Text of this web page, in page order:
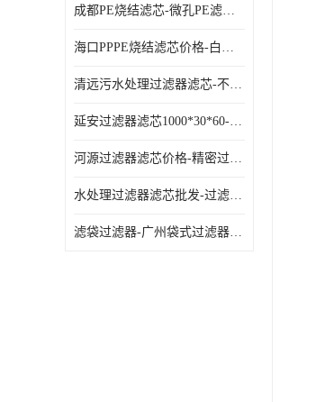
成都PE烧结滤芯-微孔PE滤芯-拆洗方便
海口PPPE烧结滤芯价格-白色PE滤芯-各种规格定制
清远污水处理过滤器滤芯-不锈钢过滤器-欢迎来电咨询
延安过滤器滤芯1000*30*60-水过滤筒-型号齐全
河源过滤器滤芯价格-精密过滤器-大流量滤芯
水处理过滤器滤芯批发-过滤器水过滤-节能环保
滤袋过滤器-广州袋式过滤器厂家-经久耐用